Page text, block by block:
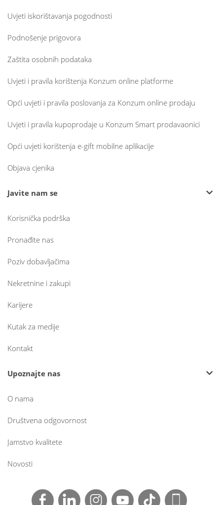
Uvjeti iskorištavanja pogodnosti
Podnošenje prigovora
Zaštita osobnih podataka
Uvjeti i pravila korištenja Konzum online platforme
Opći uvjeti i pravila poslovanja za Konzum online prodaju
Uvjeti i pravila kupoprodaje u Konzum Smart prodavaonici
Opći uvjeti korištenja e-gift mobilne aplikacije
Objava cjenika
Javite nam se
Korisnička podrška
Pronađite nas
Poziv dobavljačima
Nekretnine i zakupi
Karijere
Kutak za medije
Kontakt
Upoznajte nas
O nama
Društvena odgovornost
Jamstvo kvalitete
Novosti